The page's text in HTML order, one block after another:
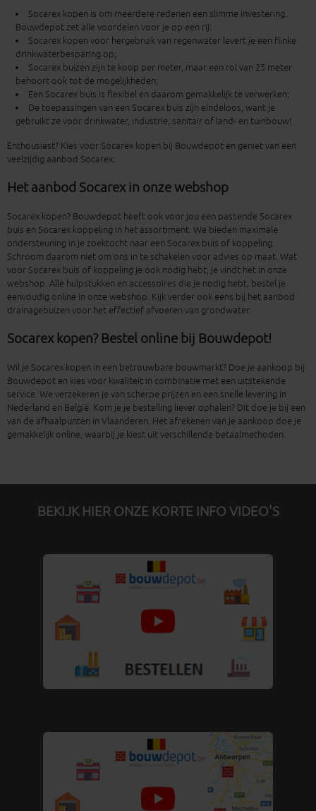
Socarex kopen is om meerdere redenen een slimme investering.
Bouwdepot zet alle voordelen voor je op een rij:
Socarex kopen voor hergebruik van regenwater levert je een flinke
drinkwaterbesparing op;
Socarex buizen zijn te koop per meter, maar een rol van 25 meter
behoort ook tot de mogelijkheden;
Een Socarex buis is flexibel en daarom gemakkelijk te verwerken;
De toepassingen van een Socarex buis zijn eindeloos, want je
gebruikt ze voor drinkwater, industrie, sanitair of land- en tuinbouw!
Enthousiast? Kies voor Socarex kopen bij Bouwdepot en geniet van een
veelzijdig aanbod Socarex.
Het aanbod Socarex in onze webshop
Socarex kopen? Bouwdepot heeft ook voor jou een passende Socarex
buis en Socarex koppeling in het assortiment. We bieden maximale
ondersteuning in je zoektocht naar een Socarex buis of koppeling.
Schroom daarom niet om ons in te schakelen voor advies op maat. Wat
voor Socarex buis of koppeling je ook nodig hebt, je vindt het in onze
webshop. Alle hulpstukken en accessoires die je nodig hebt, bestel je
eenvoudig online in onze webshop. Kijk verder ook eens bij het aanbod
drainagebuizen voor het effectief afvoeren van grondwater.
Socarex kopen? Bestel online bij Bouwdepot!
Wil je Socarex kopen in een betrouwbare bouwmarkt? Doe je aankoop bij
Bouwdepot en kies voor kwaliteit in combinatie met een uitstekende
service. We verzekeren je van scherpe prijzen en een snelle levering in
Nederland en België. Kom je je bestelling liever ophalen? Dit doe je bij een
van de afhaalpunten in Vlaanderen. Het afrekenen van je aankoop doe je
gemakkelijk online, waarbij je kiest uit verschillende betaalmethoden.
BEKIJK HIER ONZE KORTE INFO VIDEO'S